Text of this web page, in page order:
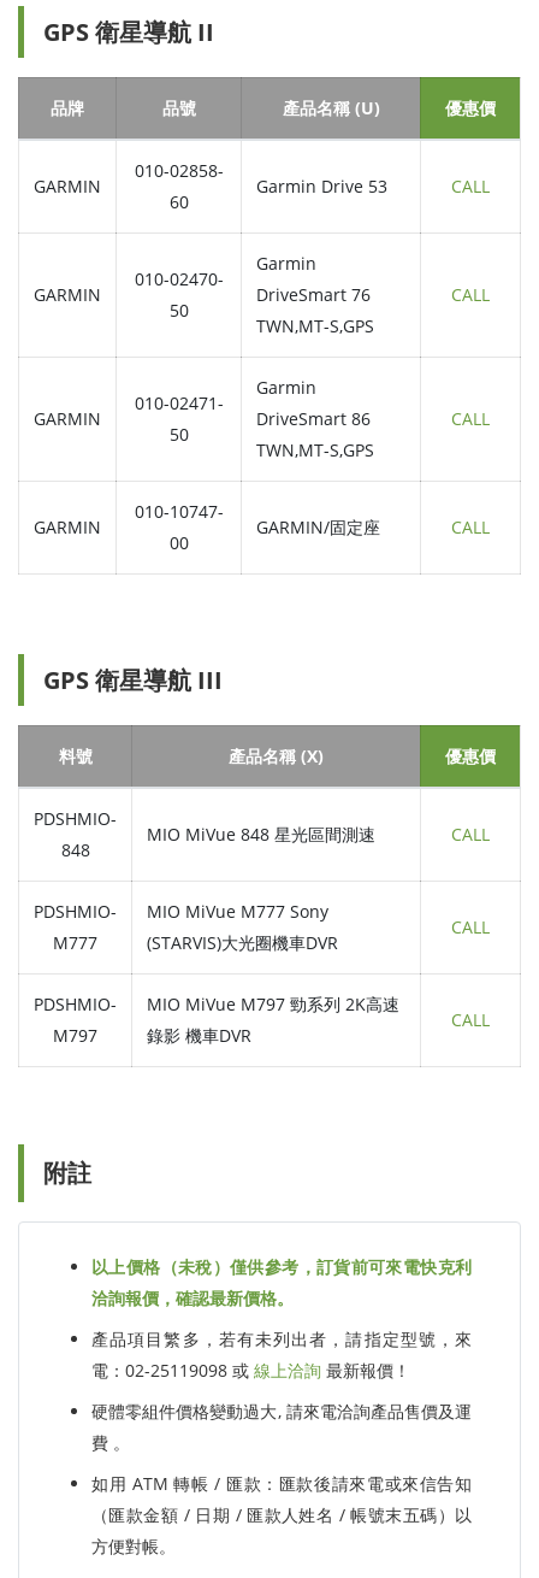
GPS 衛星導航 II
品牌 品號 產品名稱 (U) 優惠價
GARMIN
010-02858-
60
Garmin Drive 53 CALL
GARMIN
010-02470-
50
Garmin
DriveSmart 76
TWN,MT-S,GPS
CALL
GARMIN
010-02471-
50
Garmin
DriveSmart 86
TWN,MT-S,GPS
CALL
GARMIN
010-10747-
00
GARMIN/固定座 CALL
GPS 衛星導航 III
料號 產品名稱 (X) 優惠價
PDSHMIO-
848
MIO MiVue 848 星光區間測速 CALL
PDSHMIO-
M777
MIO MiVue M777 Sony
(STARVIS)大光圈機車DVR
CALL
PDSHMIO-
M797
MIO MiVue M797 勁系列 2K高速
錄影 機車DVR
CALL
附註
以上價格（未稅）僅供參考，訂貨前可來電快克利
洽詢報價，確認最新價格。
產品項目繁多，若有未列出者，請指定型號，來
電：02-25119098 或 線上洽詢 最新報價！
硬體零組件價格變動過大, 請來電洽詢產品售價及運
費 。
如用 ATM 轉帳 / 匯款：匯款後請來電或來信告知
（匯款金額 / 日期 / 匯款人姓名 / 帳號末五碼）以
方便對帳。